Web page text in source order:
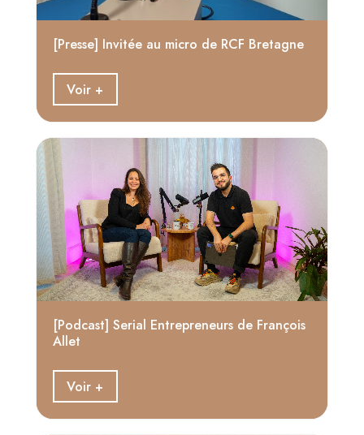
[Presse] Invitée au micro de RCF Bretagne
Voir +
[Podcast] Serial Entrepreneurs de François
Allet
Voir +